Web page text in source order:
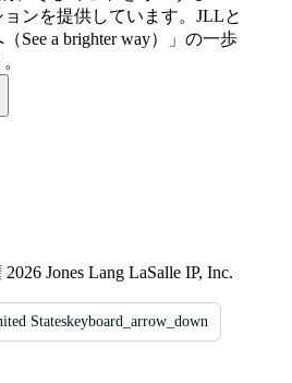
ンを提供しています。JLLと
See a brighter way）」の一歩
Jones Lang LaSalle IP, Inc.
Stateskeyboard_arrow_down